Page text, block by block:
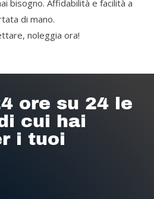
bisogno. Affidabilità e facilità a
di mano.
noleggia ora!
ore su 24 le
cui hai
i tuoi